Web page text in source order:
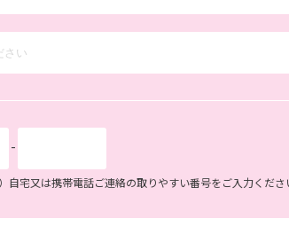
-
自宅又は携帯電話ご連絡の取りやすい番号をご入力くださ